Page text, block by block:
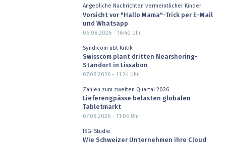
Angebliche Nachrichten vermeintlicher Kinder
Vorsicht vor "Hallo Mama"-Trick per E-Mail
und Whatsapp
06.08.2026 - 16:40 Uhr
Syndicom übt Kritik
Swisscom plant dritten Nearshoring-
Standort in Lissabon
07.08.2026 - 11:24Uhr
Zahlen zum zweiten Quartal 2026
Lieferengpässe belasten globalen
Tabletmarkt
07.08.2026 - 11:06Uhr
ISG-Studie
Wie Schweizer Unternehmen ihre Cloud